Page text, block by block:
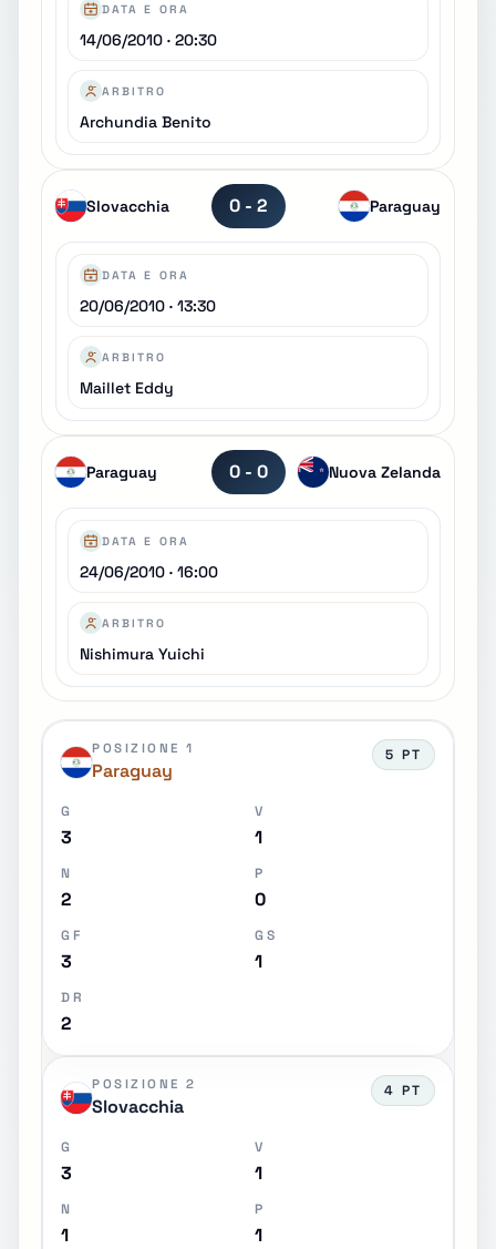
DATA E ORA
14/06/2010 · 20:30
ARBITRO
Archundia Benito
Slovacchia 0 - 2 Paraguay
DATA E ORA
20/06/2010 · 13:30
ARBITRO
Maillet Eddy
Paraguay 0 - 0 Nuova Zelanda
DATA E ORA
24/06/2010 · 16:00
ARBITRO
Nishimura Yuichi
POSIZIONE 1
Paraguay
5 PT
G
3
V
1
N
2
P
0
GF
3
GS
1
DR
2
POSIZIONE 2
Slovacchia
4 PT
G
3
V
1
N
1
P
1